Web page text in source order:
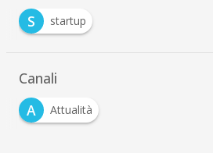
S startup
Canali
A
Attualità